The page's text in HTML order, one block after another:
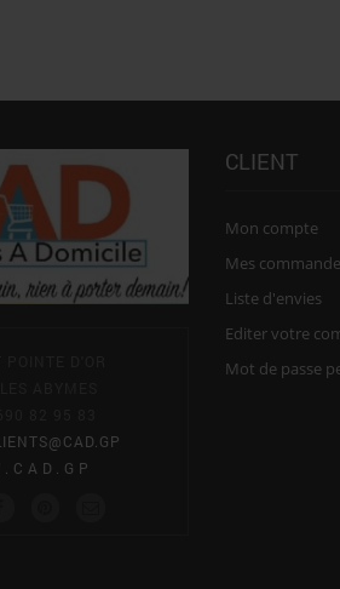
CLIENT
Mon compte
Mes
Liste d'envies
Editer votre
Mot de passe